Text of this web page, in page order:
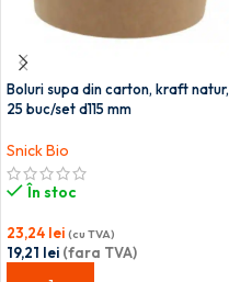
Boluri supa din carton, kraft natur,
25 buc/set d115 mm
Snick Bio
În stoc
23,24 lei (cu TVA)
19,21 lei (fara TVA)